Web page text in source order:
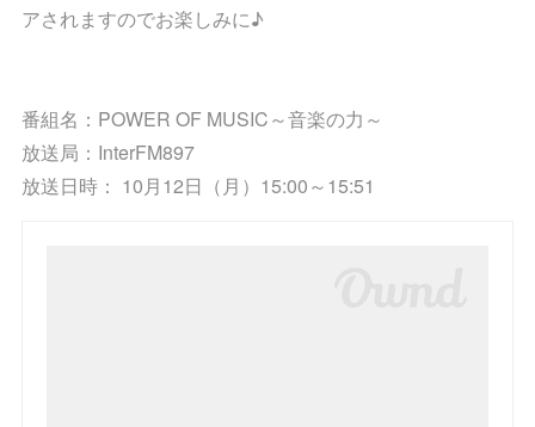
アされますのでお楽しみに♪
番組名：POWER OF MUSIC～音楽の力～
放送局：InterFM897
放送日時： 10月12日（月）15:00～15:51